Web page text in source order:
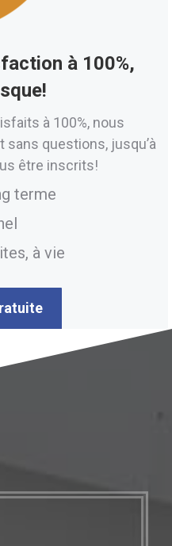
à 100%,
à 100%, nous
questions, jusqu’à
être inscrits!
terme
à vie